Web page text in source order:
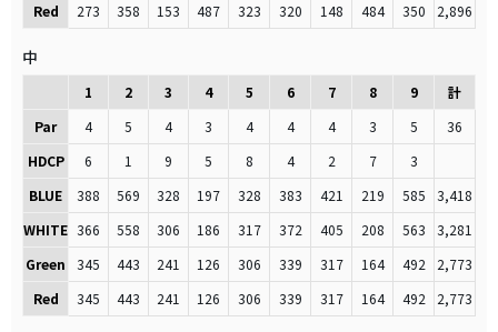
Red
273 358 153 487 323 320 148 484 350 2,896
中
1 2 3 4 5 6 7 8 9
計
Par
4 5 4 3 4 4 4 3 5
36
HDCP
6 1 9 5 8 4 2 7
3
BLUE
388 569 328 197 328 383 421 219 585
3,418
WHITE 366 558 306 186 317 372 405 208 563
3,281
Green
345 443 241 126 306 339 317 164 492
2,773
Red
345 443 241 126 306 339 317 164 492 2,773